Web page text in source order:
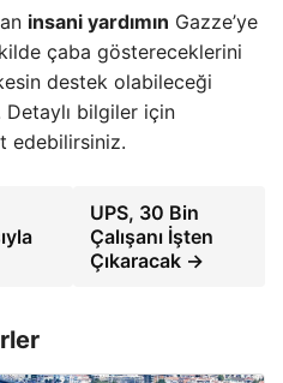
insani yardımın Gazze’ye
çaba göstereceklerini
destek olabileceği
bilgiler için
edebilirsiniz.
UPS, 30 Bin
Çalışanı İşten
Çıkaracak →